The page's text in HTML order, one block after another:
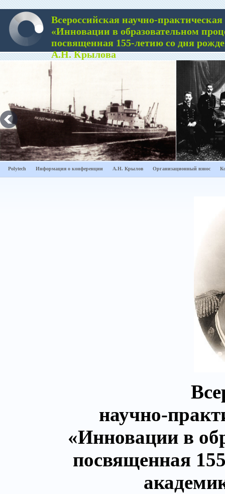
Всероссийская научно-
«Инновации в образовательном
посвященная 155-летию со дня
А.Н. Крылова
Polytech Информация о конференции A.Н. Крылов Организационный взнос
научно-
«Инновации в
посвященная